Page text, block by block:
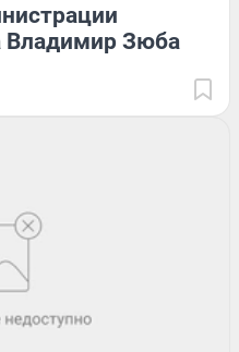
Владимир Зюба